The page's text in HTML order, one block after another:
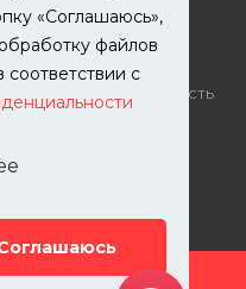
«Соглашаюсь»,
файлов
с
ДОБАВИТЬ УСЛУГУ
ремонт и покраска
сайте – собственность
права защищены.
302-00-57